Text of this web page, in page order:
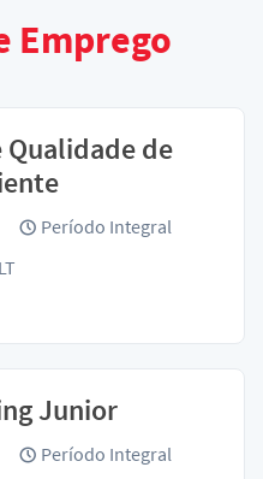
Emprego
de
Período Integral
Junior
Período Integral